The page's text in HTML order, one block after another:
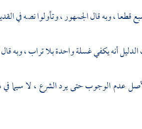
، وبه قال الجمهور ، وتأولوا نصه في
أنه يكفي غسلة واحدة بلا تراب ، وبه قال
عدم الوجوب حتى يرد الشرع ، لا سيما في